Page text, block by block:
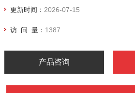
更新时间： 2026-07-15
访 问 量： 1387
产品咨询